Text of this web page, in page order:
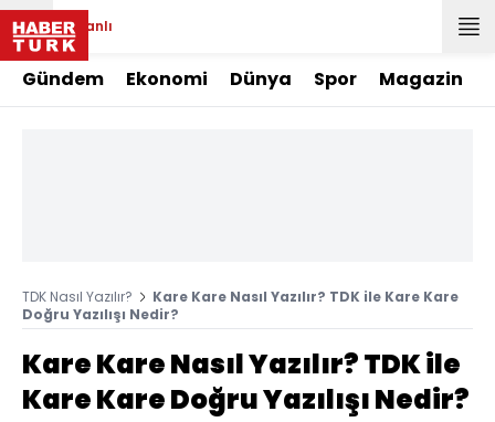
Canlı
Gündem Ekonomi Dünya Spor Magazin
TDK Nasıl Yazılır?
Kare Kare Nasıl Yazılır? TDK ile Kare Kare
Doğru Yazılışı Nedir?
Kare Kare Nasıl Yazılır? TDK ile
Kare Kare Doğru Yazılışı Nedir?